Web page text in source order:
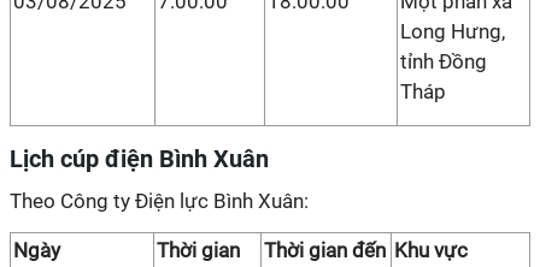
Long Hưng,
tỉnh Đồng
Tháp
Lịch cúp điện Bình Xuân
Theo Công ty Điện lực Bình Xuân:
Ngày
Thời gian
Thời gian đến Khu vực